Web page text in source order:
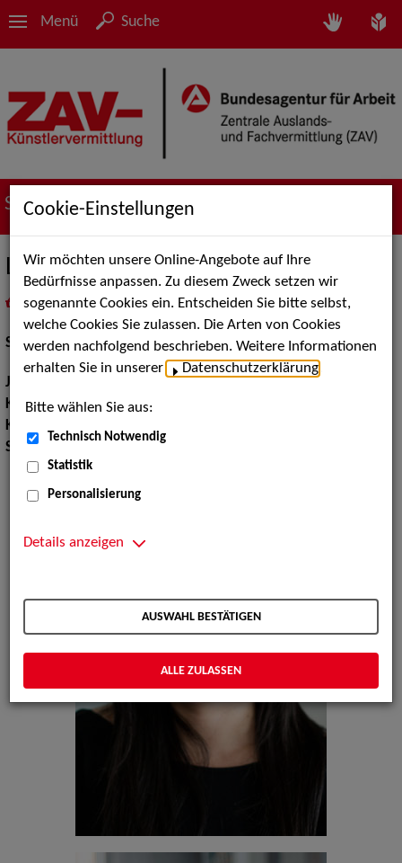
Menü Suche
Suche nach Künstler*innen
Leily Hosseini
als PDF speichern
inMeine Merklistelegen
Schauspiel:Film und TV
Jahrgang:
Körpergröße:150 cm
Konfektionsgröße:
Sprachen:
Deutsch, Englisch, Französisch, Persisch
Cookie-Einstellungen
Wir möchten unsere Online-Angebote auf Ihre
Bedürfnisse anpassen. Zu diesem Zweck setzen wir
sogenannte Cookies ein. Entscheiden Sie bitte selbst,
welche Cookies Sie zulassen. Die Arten von Cookies
werden nachfolgend beschrieben. Weitere Informationen
erhalten Sie in unserer
Datenschutzerklärung
Bitte wählen Sie aus:
Technisch Notwendig
Statistik
Personalisierung
Details anzeigen
AUSWAHL BESTÄTIGEN
ALLE ZULASSEN